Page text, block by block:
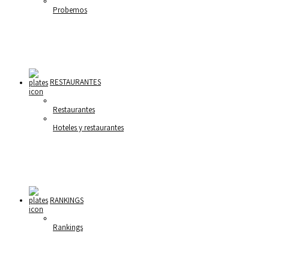
Probemos
RESTAURANTES
Restaurantes
Hoteles y restaurantes
RANKINGS
Rankings